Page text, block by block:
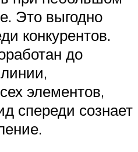
Это выгодно
конкурентов.
до
элементов,
спереди сознает